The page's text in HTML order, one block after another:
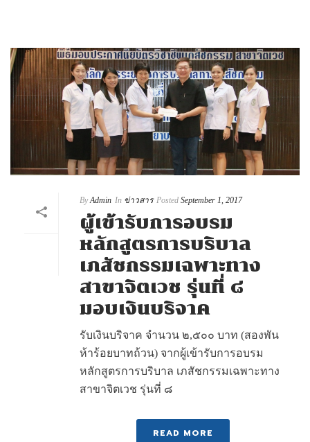
By Admin In ข่าวสาร Posted September 1, 2017
ผู้เข้ารับการอบรม
หลักสูตรการบริบาล
เภสัชกรรมเฉพาะทาง
สาขาจิตเวช รุ่นที่ ๘
มอบเงินบริจาค
รับเงินบริจาค จำนวน ๒,๕๐๐ บาท (สองพัน
ห้าร้อยบาทถ้วน) จากผู้เข้ารับการอบรม
หลักสูตรการบริบาล เภสัชกรรมเฉพาะทาง
สาขาจิตเวช รุ่นที่ ๘
READ MORE